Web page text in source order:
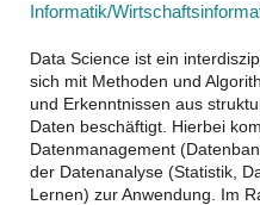
Informatik/
Data Science ist ein
sich mit Methoden und
und Erkenntnissen aus
Daten beschäftigt. Hierbei
Datenmanagement
der Datenanalyse (Statistik,
Lernen) zur Anwendung. Im